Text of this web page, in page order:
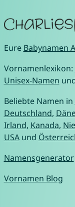
Eure Babynamen
Vornamenlexikon:
Unisex-Namen
Beliebte Namen in
Deutschland,
Irland, Kanada,
USAund
Namensgenerator
Vornamen Blog